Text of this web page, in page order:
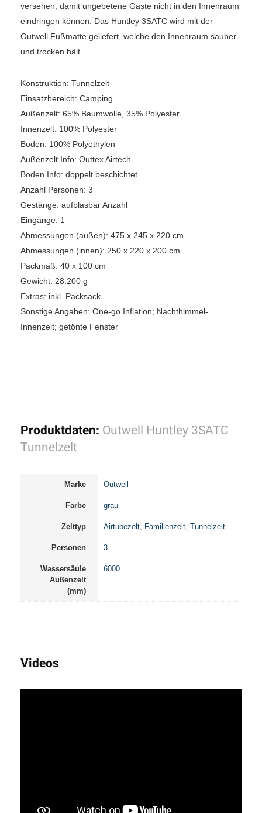
versehen, damit ungebetene Gäste nicht in den Innenraum
eindringen können. Das Huntley 3SATC wird mit der
Outwell Fußmatte geliefert, welche den Innenraum sauber
und trocken hält.
Konstruktion: Tunnelzelt
Einsatzbereich: Camping
Außenzelt: 65% Baumwolle, 35% Polyester
Innenzelt: 100% Polyester
Boden: 100% Polyethylen
Außenzelt Info: Outtex Airtech
Boden Info: doppelt beschichtet
Anzahl Personen: 3
Gestänge: aufblasbar Anzahl
Eingänge: 1
Abmessungen (außen): 475 x 245 x 220 cm
Abmessungen (innen): 250 x 220 x 200 cm
Packmaß: 40 x 100 cm
Gewicht: 28.200 g
Extras: inkl. Packsack
Sonstige Angaben: One-go Inflation; Nachthimmel-
Innenzelt; getönte Fenster
Produktdaten: Outwell Huntley 3SATC
Tunnelzelt
Marke Outwell
Farbe grau
Zelttyp Airtubezelt, Familienzelt, Tunnelzelt
Personen 3
Wassersäule
Außenzelt
(mm)
6000
Videos